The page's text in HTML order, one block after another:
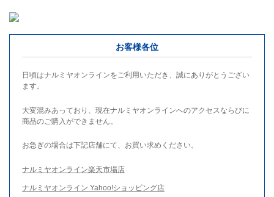
お客様各位
日頃はナルミヤオンラインをご利用いただき、誠にありがとうござい
ます。
大変混みあっており、現在ナルミヤオンラインへのアクセスならびに
商品のご購入ができません。
お急ぎの場合は下記店舗にて、お買い求めください。
ナルミヤオンライン楽天市場店
ナルミヤオンライン Yahoo!ショッピング店